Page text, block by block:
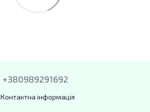
+380989291692
Контактна інформація